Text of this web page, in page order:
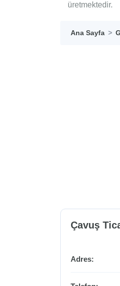
üretmektedir.
Ana Sayfa
Çavuş
Adres: